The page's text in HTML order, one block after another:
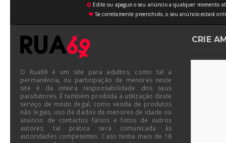
⚙ Edite ou apague o seu anúncio a qualquer momento
♥Se corretamente preenchido, o seu anúncio estará
O Rua69 é um site para adultos, como tal a
permanência, ou participação de menores neste
site é da inteira responsabilidade dos seus
pais/tutores. É também proibída a utilização deste
serviço de modo ilegal, como venda de produtos
não legais, uso de dados de menores de idade ou
anúncio de contactos falsos e fotos de outros
autores; tal prática será comunicada às
autoridades competentes. Caso tenha mais de 18
CRIE